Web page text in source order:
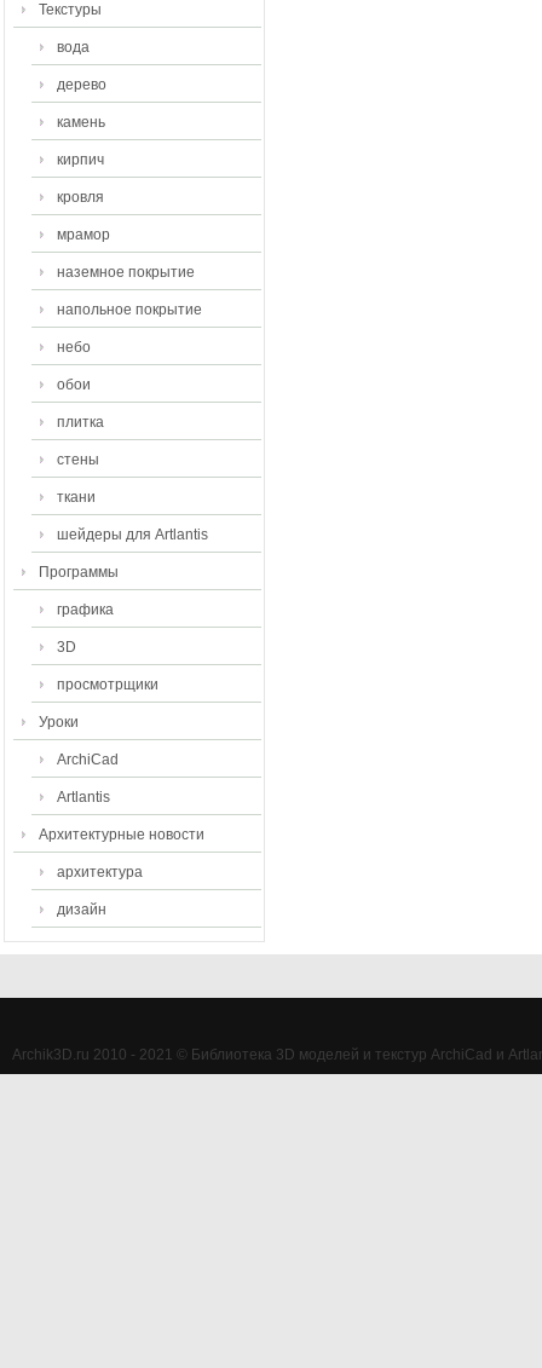
Текстуры
вода
дерево
камень
кирпич
кровля
мрамор
наземное покрытие
напольное покрытие
небо
обои
плитка
стены
ткани
шейдеры для Artlantis
Программы
графика
3D
просмотрщики
Уроки
ArchiCad
Artlantis
Архитектурные новости
архитектура
дизайн
Archik3D.ru 2010 - 2021 © Библиотека 3D моделей и текстур ArchiCad и